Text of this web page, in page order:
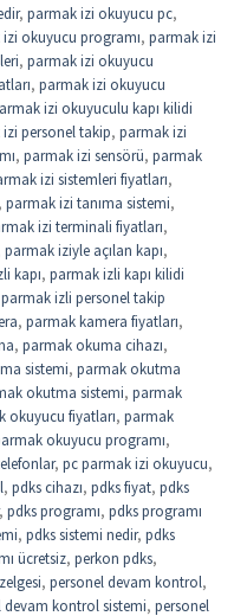
, parmak izi okuyucu pc,
okuyucu programı, parmak izi
, parmak izi okuyucu
, parmak izi okuyucu
izi okuyuculu kapı kilidi
personel takip, parmak izi
, parmak izi sensörü, parmak
izi sistemleri fiyatları,
, parmak izi tanıma sistemi,
izi terminali fiyatları,
parmak iziyle açılan kapı,
kapı, parmak izli kapı kilidi
parmak izli personel takip
, parmak kamera fiyatları,
, parmak okuma cihazı,
sistemi, parmak okutma
okutma sistemi, parmak
okuyucu fiyatları, parmak
okuyucu programı,
, pc parmak izi okuyucu,
, pdks cihazı, pdks fiyat, pdks
, pdks programı, pdks programı
, pdks sistemi nedir, pdks
ücretsiz, perkon pdks,
, personel devam kontrol,
devam kontrol sistemi, personel